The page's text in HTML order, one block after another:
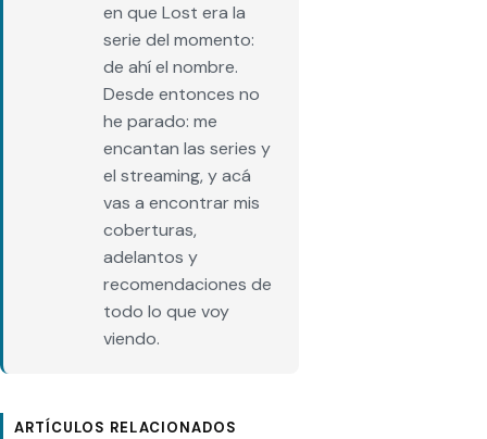
en que Lost era la
serie del momento:
de ahí el nombre.
Desde entonces no
he parado: me
encantan las series y
el streaming, y acá
vas a encontrar mis
coberturas,
adelantos y
recomendaciones de
todo lo que voy
viendo.
ARTÍCULOS RELACIONADOS